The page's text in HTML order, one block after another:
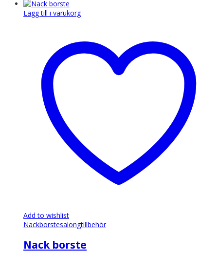
Lägg till i varukorg
Add to wishlist
Nackborstesalongtillbehör
Nack borste